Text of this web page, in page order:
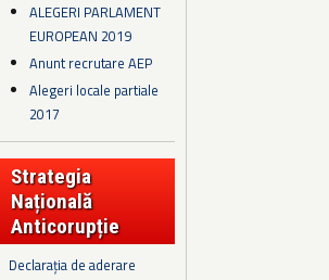
ALEGERI PARLAMENT
EUROPEAN 2019
Anunt recrutare AEP
Alegeri locale partiale
2017
Strategia
Națională
Anticorupție
Declarația de aderare